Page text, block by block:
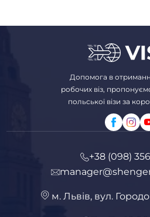
Допомога в
робочих віз,
польської візи за
+38 (098)
м. Львів, вул.